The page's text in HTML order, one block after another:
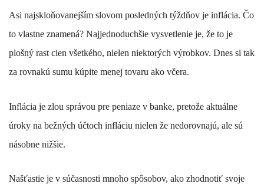
Asi najskloňovanejším slovom posledných týždňov je inflácia. Čo
to vlastne znamená? Najjednoduchšie vysvetlenie je, že to je
plošný rast cien všetkého, nielen niektorých výrobkov. Dnes si tak
za rovnakú sumu kúpite menej tovaru ako včera.
Inflácia je zlou správou pre peniaze v banke, pretože aktuálne
úroky na bežných účtoch infláciu nielen že nedorovnajú, ale sú
násobne nižšie.
Našťastie je v súčasnosti mnoho spôsobov, ako zhodnotiť svoje